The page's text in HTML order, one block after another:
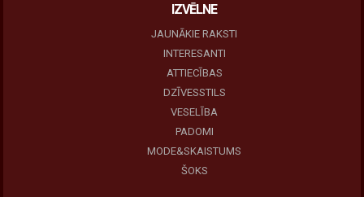
IZVĒLNE
JAUNĀKIE RAKSTI
INTERESANTI
ATTIECĪBAS
DZĪVESSTILS
VESELĪBA
PADOMI
MODE&SKAISTUMS
ŠOKS